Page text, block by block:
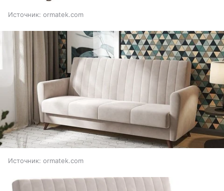
Источник: ormatek.com
Источник: ormatek.com